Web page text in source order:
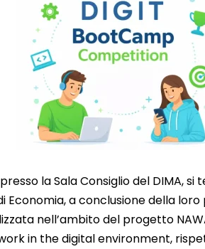
la Sala Consiglio del DIMA,
a conclusione della
nell’ambito del progetto
in the digital environment,